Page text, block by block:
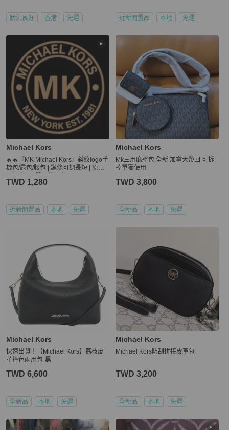
狀況良好 香港 免運 近新閒置品 本地 免運
Michael Kors
🔥🔥『MK Michael Kors』斜紋logo手
機包/肩包/腰包 | 鏈條可調長短 | 原廠
TWD 1,280
近新閒置品 本地 免運
Michael Kors
Mk三用麻將包 全新 加拿大帶回 可拆
掉單獨使用
TWD 3,800
全新品 本地 免運
Michael Kors
快速出貨！【Michael Kors】荔枝皮
革撞色兩用包-黑
TWD 6,600
全新品 本地 免運
Michael Kors
Michael Kors防刮拼接皮革包
TWD 3,200
全新品 本地 免運